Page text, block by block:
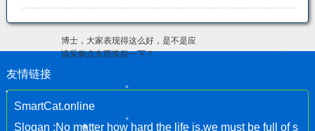
友情链接
SmartCat.online
Slogan :No matter how hard the life is,we must be full of s
博士，大家表现得这么好，是不是应
该采购点东西奖励一下？